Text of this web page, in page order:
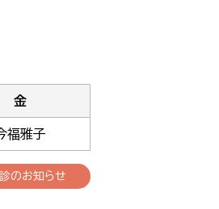
金
福雅子
のお知らせ